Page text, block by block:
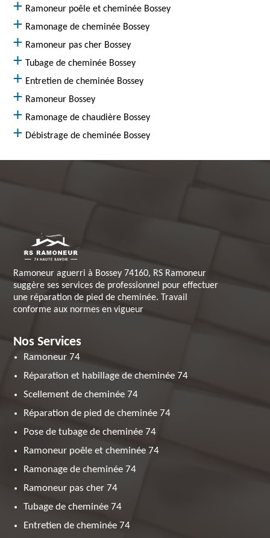
Ramoneur poêle et cheminée Bossey
Ramonage de cheminée Bossey
Ramoneur pas cher Bossey
Tubage de cheminée Bossey
Entretien de cheminée Bossey
Ramoneur Bossey
Ramonage de chaudière Bossey
Débistrage de cheminée Bossey
Ramoneur aguerri à Bossey 74160, RS Ramoneur
suggère ses services de professionnel pour effectuer
une réparation de pied de cheminée. Travail
conforme aux normes en vigueur
Nos Services
Ramoneur 74
Réparation et habillage de cheminée 74
Scellement de cheminée 74
Réparation de pied de cheminée 74
Pose de tubage de cheminée 74
Ramoneur poêle et cheminée 74
Ramonage de cheminée 74
Ramoneur pas cher 74
Tubage de cheminée 74
Entretien de cheminée 74